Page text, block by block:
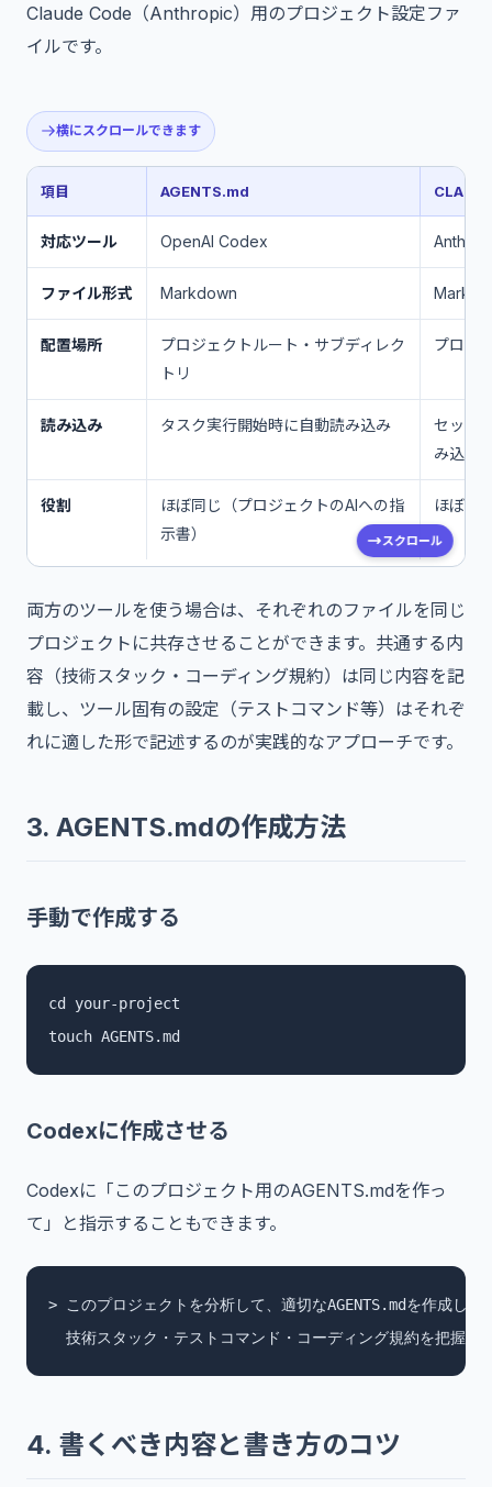
Claude Code（Anthropic）用のプロジェクト設定ファ
イルです。
横にスクロールできます
項目 AGENTS.md
対応ツール OpenAI Codex
ファイル形式 Markdown
配置場所
プロジェクトルート・サブディレク
トリ
プロジ
読み込み タスク実行開始時に自動読み込み
セッシ
み込み
役割
ほぼ同じ（プロジェクトのAIへの指
示書）
ほぼ同
スクロール
両方のツールを使う場合は、それぞれのファイルを同じ
プロジェクトに共存させることができます。共通する内
容（技術スタック・コーディング規約）は同じ内容を記
載し、ツール固有の設定（テストコマンド等）はそれぞ
れに適した形で記述するのが実践的なアプローチです。
3. AGENTS.mdの作成方法
手動で作成する
cd your-project
touch AGENTS.md
Codexに作成させる
Codexに「このプロジェクト用のAGENTS.mdを作っ
て」と指示することもできます。
> このプロジェクトを分析して、適切なAGENTS.mdを作成して
技術スタック・テストコマンド・コーディング規約を把握し
4. 書くべき内容と書き方のコツ